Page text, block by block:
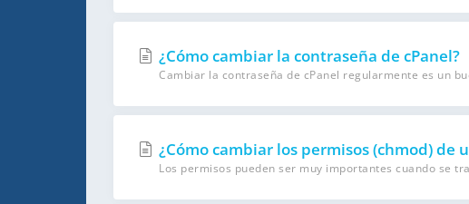
¿Cómo cambiar la contraseña de cPanel?
Cambiar la contraseña de cPanel regularmente es un
¿Cómo cambiar los permisos (chmod) de
Los permisos pueden ser muy importantes cuando se